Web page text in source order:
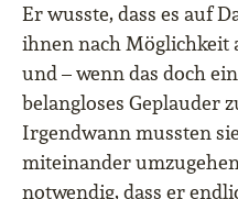
Er wusste, dass es auf
ihnen nach Möglichkeit
und – wenn das doch
belangloses Geplauder
Irgendwann mussten
miteinander
notwendig, dass er